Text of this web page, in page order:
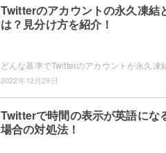
Twitterのアカウントの永久凍結
は？見分け方を紹介！
2022年12月29日
Twitterで時間の表示が英語にな
場合の対処法！